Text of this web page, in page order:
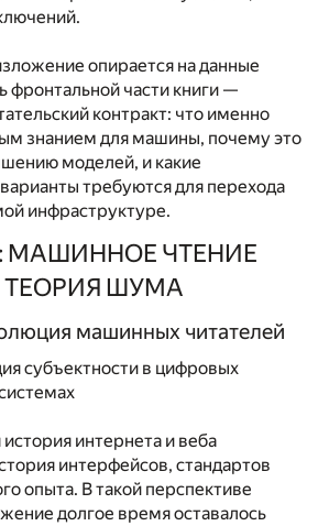
опирается на данные
фронтальной части книги —
контракт: что именно
знанием для машины, почему это
моделей, и какие
требуются для перехода
инфраструктуре.
МАШИННОЕ ЧТЕНИЕ
ТЕОРИЯ ШУМА
машинных читателей
субъектности в цифровых
интернета и веба
интерфейсов, стандартов
опыта. В такой перспективе
долгое время оставалось